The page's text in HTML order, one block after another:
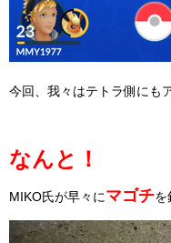
今回、我々はテトラ側にも
なんと！
MIKO氏が早々にマゴチを